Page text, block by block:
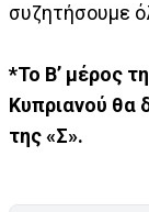
συζητήσουμε
*Το Β’ μέρος
Κυπριανού θα
της «Σ».